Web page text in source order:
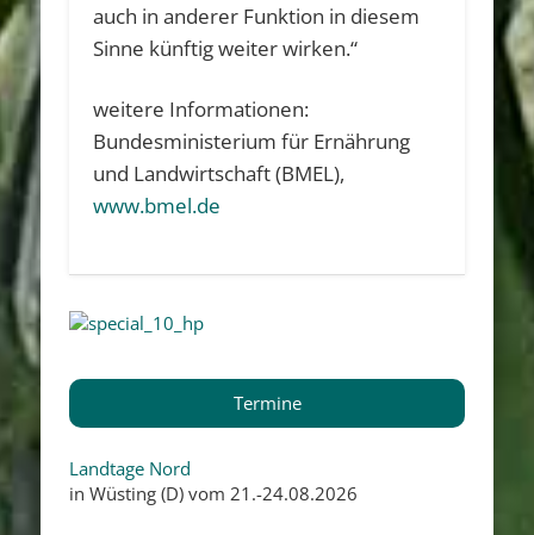
auch in anderer Funktion in diesem
Sinne künftig weiter wirken.“
weitere Informationen:
Bundesministerium für Ernährung
und Landwirtschaft (BMEL),
www.bmel.de
Termine
Landtage Nord
in Wüsting (D) vom 21.-24.08.2026